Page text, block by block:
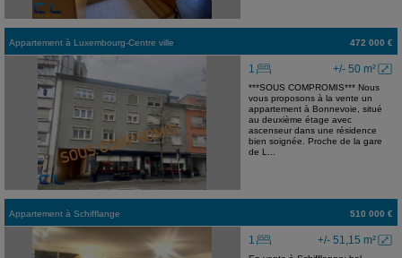
Appartement à Luxembourg-Centre ville 472 000 €
+/- 50 m²
1
***SOUS COMPROMIS*** Nous
vous proposons à la vente un
appartement à Bonnevoie, situé
au deuxième étage avec
ascenseur dans une résidence
bien soignée. Proche de la gare
de L...
Appartement à Schifflange 510 000 €
+/- 51,15 m²
1